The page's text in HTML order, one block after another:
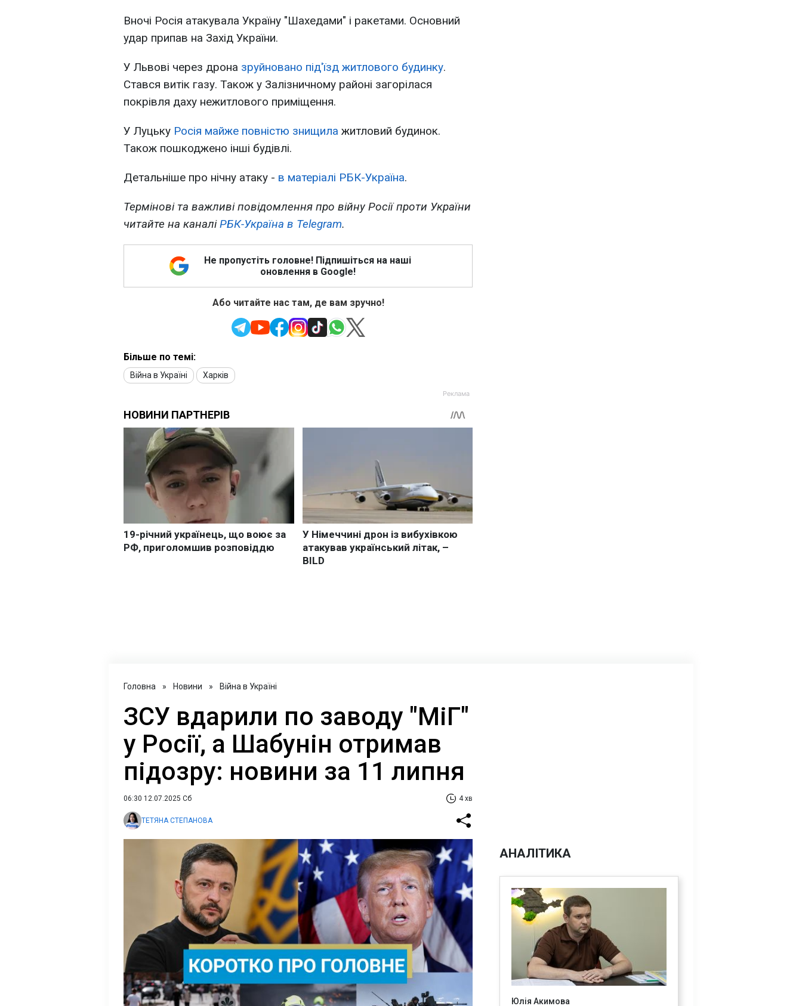
Вночі Росія атакувала Україну "Шахедами" і ракетами. Основний
удар припав на Захід України.
У Львові через дрона зруйновано під'їзд житлового будинку.
Стався витік газу. Також у Залізничному районі загорілася
покрівля даху нежитлового приміщення.
У Луцьку Росія майже повністю знищила житловий будинок.
Також пошкоджено інші будівлі.
Детальніше про нічну атаку - в матеріалі РБК-Україна.
Термінові та важливі повідомлення про війну Росії проти України
читайте на каналіРБК-Україна в Telegram.
Не пропустіть головне! Підпишіться на наші
оновлення в Google!
Або читайте нас там, де вам зручно!
Більше по темі:
Війна в Україні Харків
Головна » Новини » Війна в Україні
ЗСУ вдарили по заводу "МіГ"
у Росії, а Шабунін отримав
підозру: новини за 11 липня
06:30 12.07.2025 Сб 4 хв
ТЕТЯНА СТЕПАНОВА
АНАЛІТИКА
Юлія Акимова